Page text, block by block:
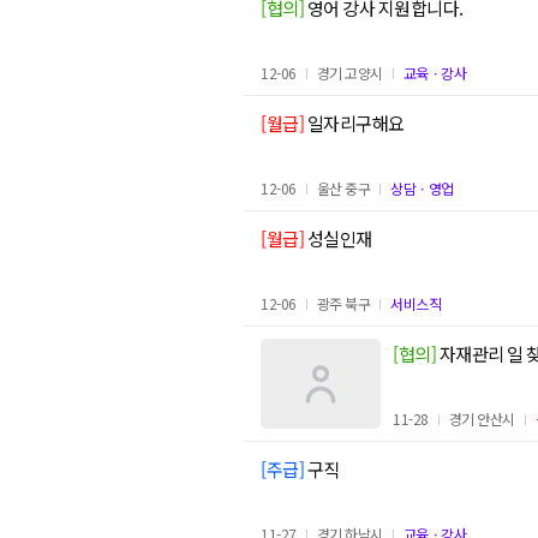
[협의]영어 강사 지원합니다.
12-06 경기 고양시 교육ㆍ강사
[월급]일자리구해요
12-06 울산 중구 상담ㆍ영업
[월급]성실인재
12-06 광주 북구 서비스직
[협의]자재관리 일
11-28 경기 안산시
[주급]구직
11-27 경기 하남시 교육ㆍ강사